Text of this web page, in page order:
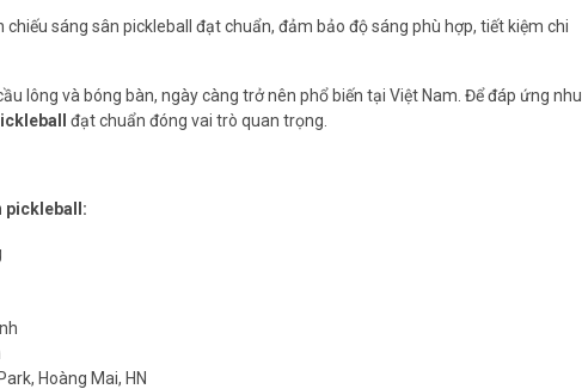
sáng sân pickleball đạt chuẩn, đảm bảo độ sáng phù hợp, tiết kiệm chi
lông và bóng bàn, ngày càng trở nên phổ biến tại Việt Nam. Để đáp ứng nhu
đạt chuẩn đóng vai trò quan trọng.
pickleball:
Hoàng Mai, HN